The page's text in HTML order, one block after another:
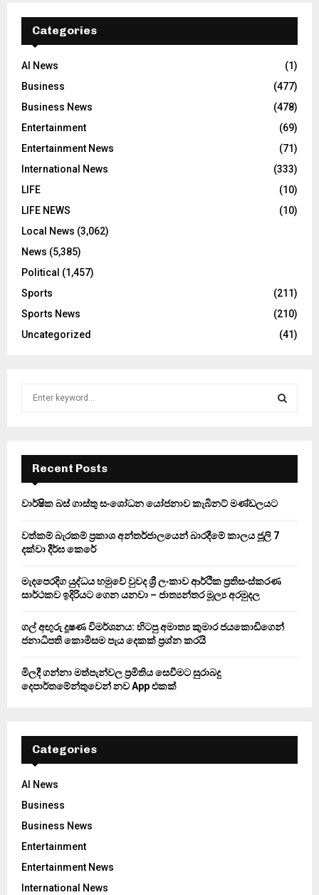
Categories
AI News
(1)
Business
(477)
Business News
(478)
Entertainment
(69)
Entertainment News
(71)
International News
(333)
LIFE
(10)
LIFE NEWS
(10)
Local News (3,062)
News (5,385)
Political (1,457)
Sports
(211)
Sports News
(210)
Uncategorized
(41)
f
r
E
A
Recent Posts
වාර්ෂික බස් ගාස්තු සංශෝධන යෝජනාව කැබිනට් මණ්ඩලයට
වත්කම් බැරකම් ප්‍රකාශ අන්තර්ජාලයෙන් බාරදීමේ කාලය ජූලි 7
දක්වා දීර්ඝ කෙරේ
මැදපෙරදිග යුද්ධය හමුවේ වුවද ශ්‍රී ලංකාව ආර්ථික ප්‍රතිසංස්කරණ
සාර්ථකව ඉදිරියට ගෙන යනවා – ජාත්‍යන්තර මූල්‍ය අරමුදල
ගල් අඟුරු දූෂණ විමර්ශනය: හිටපු අමාත්‍ය කුමාර ජයකොඩිගෙන්
ජනාධිපති කොමිසම පැය දෙකක් ප්‍රශ්න කරයි
මිලදී ගන්නා මත්පැන්වල ප්‍රමිතිය සෙවීමට සුරාබදු
දෙපාර්තමේන්තුවෙන් නව App එකක්
Categories
AI News
Business
Business News
Entertainment
Entertainment News
International News